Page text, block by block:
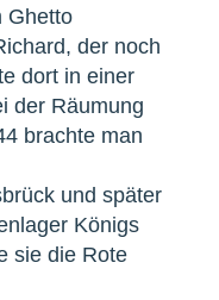
Ghetto
der noch
dort in einer
der Räumung
brachte man
und später
Königs
sie die Rote